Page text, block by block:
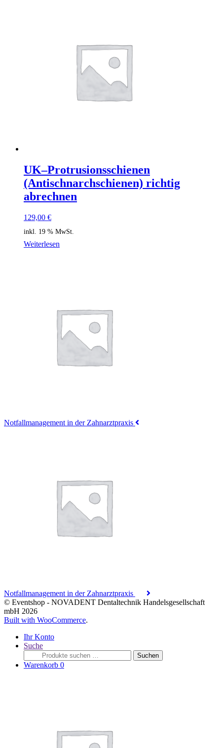
UK–Protrusionsschienen
(Antischnarchschienen) richtig
abrechnen
129,00 €
inkl. 19 % MwSt.
Weiterlesen
Notfallmanagement in der Zahnarztpraxis
Notfallmanagement in der Zahnarztpraxis
© Eventshop - NOVADENT Dentaltechnik Handelsgesellschaft
mbH 2026
Built with WooCommerce.
Ihr Konto
Suche
nach:
Suchen
Warenkorb 0